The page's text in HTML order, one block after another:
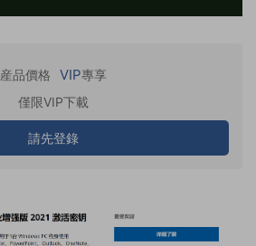
産品價格 VIP專享
僅限VIP下載
請先登錄